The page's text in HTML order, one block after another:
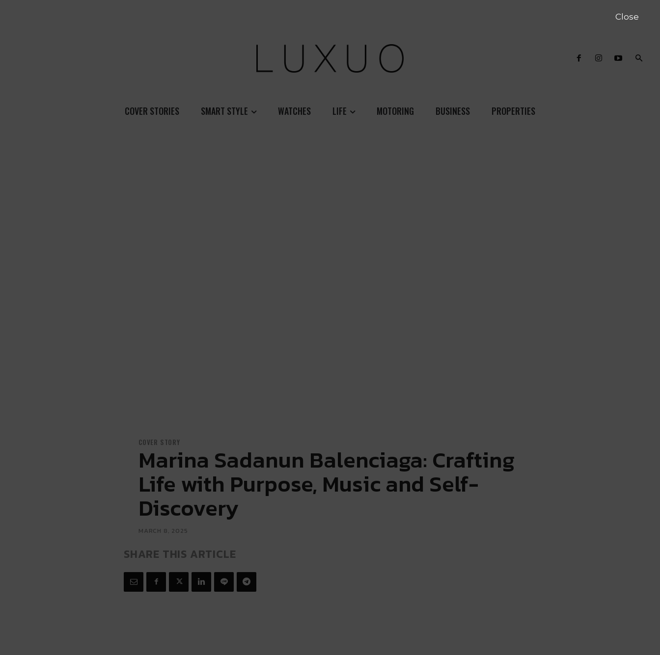
COVER STORIES SMART STYLE WATCHES LIFE MOTORING BUSINESS PROPERTIES
COVER STORY
Marina Sadanun Balenciaga: Crafting
Life with Purpose, Music and Self-
Discovery
MARCH 8, 2025
SHARE THIS ARTICLE
Close